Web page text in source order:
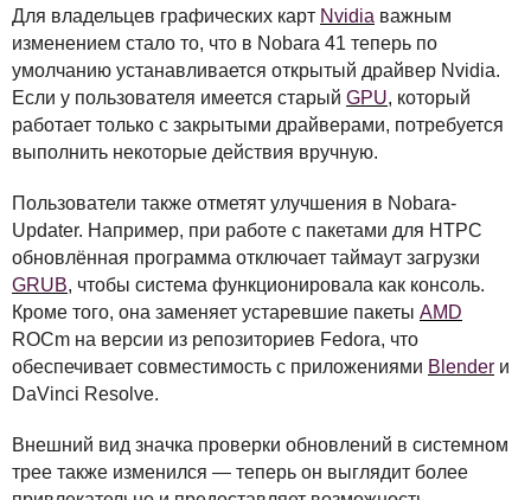
Для владельцев графических карт Nvidia важным
изменением стало то, что в Nobara 41 теперь по
умолчанию устанавливается открытый драйвер Nvidia.
Если у пользователя имеется старый GPU, который
работает только с закрытыми драйверами, потребуется
выполнить некоторые действия вручную.
Пользователи также отметят улучшения в Nobara-
Updater. Например, при работе с пакетами для HTPC
обновлённая программа отключает таймаут загрузки
GRUB, чтобы система функционировала как консоль.
Кроме того, она заменяет устаревшие пакеты AMD
ROCm на версии из репозиториев Fedora, что
обеспечивает совместимость с приложениями Blender и
DaVinci Resolve.
Внешний вид значка проверки обновлений в системном
трее также изменился — теперь он выглядит более